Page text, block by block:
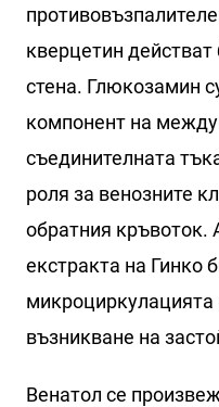
кверцетин
стена. Глюкозамин
компонент на
съединителната
роля за венозните
обратния кръвоток.
екстракта на Гинко
микроциркулацията
възникване на
Венатол се